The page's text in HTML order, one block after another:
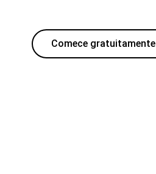
Comece gratuitamente